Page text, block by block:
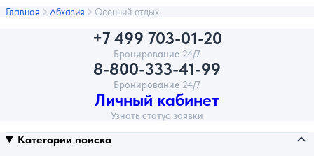
Главная Абхазия Осенний отдых
+7 499 703-01-20
Бронирование 24/7
8-800-333-41-99
Бронирование 24/7
Личный кабинет
Узнать статус заявки
Категории поиска